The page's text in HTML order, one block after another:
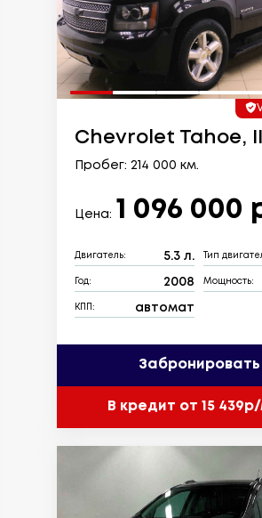
Chevrolet Tahoe, III
Пробег: 214 000 км.
Цена: 1 096 000
Двигатель: 5.3 л. Тип
Год: 2008 Мощность:
КПП: автомат
Забронировать
В кредит от 15